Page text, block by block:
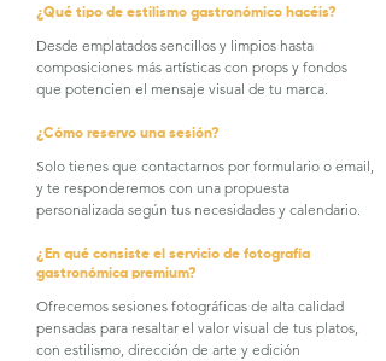
¿Qué tipo de estilismo gastronómico hacéis?
Desde emplatados sencillos y limpios hasta
composiciones más artísticas con props y fondos
que potencien el mensaje visual de tu marca.
¿Cómo reservo una sesión?
Solo tienes que contactarnos por formulario o email,
y te responderemos con una propuesta
personalizada según tus necesidades y calendario.
¿En qué consiste el servicio de fotografía
gastronómica premium?
Ofrecemos sesiones fotográficas de alta calidad
pensadas para resaltar el valor visual de tus platos,
con estilismo, dirección de arte y edición